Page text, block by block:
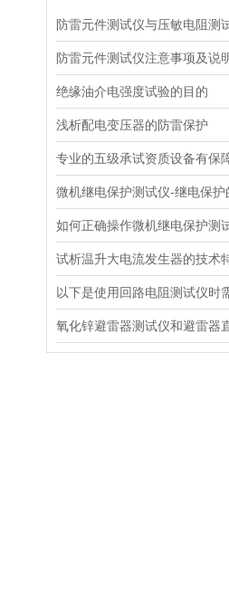
防雷元件测试仪注意事项及说
绝缘油介电强度试验的目的
浅析配电变压器的防雷保护
专业的五级承试资质设备有保
如何正确操作微机继电保护测
试析温升大电流发生器的技术